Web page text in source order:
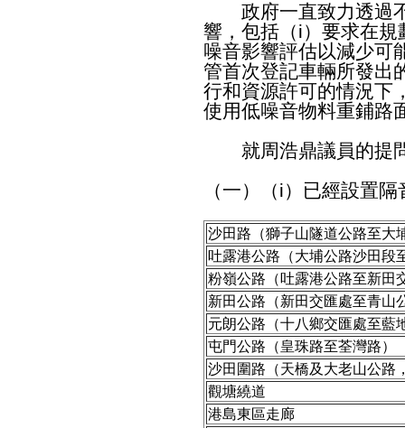
政府一直致力透過不
響，包括（i）要求在
噪音影響評估以減少可
管首次登記車輛所發出
行和資源許可的情況下
使用低噪音物料重鋪路
就周浩鼎議員的提
（一）（i）已經設置
沙田路（獅子山隧道公路至大
吐露港公路（大埔公路沙田段
粉嶺公路（吐露港公路至新田
新田公路（新田交匯處至青山
元朗公路（十八鄉交匯處至藍
屯門公路（皇珠路至荃灣路）
沙田圍路（天橋及大老山公路
觀塘繞道
港島東區走廊